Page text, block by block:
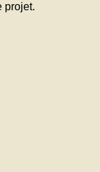
projet.